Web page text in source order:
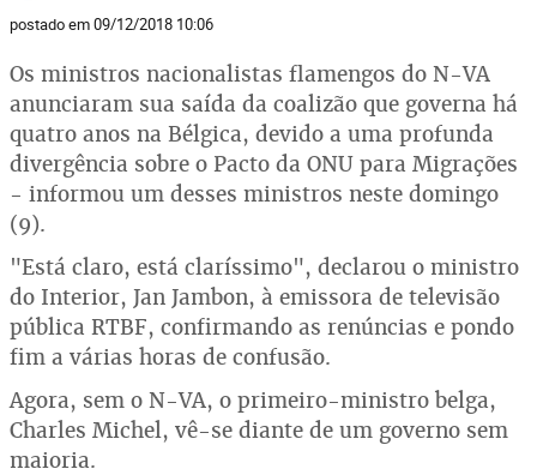
postado em 09/12/2018 10:06
Os ministros nacionalistas flamengos do N-VA
anunciaram sua saída da coalizão que governa há
quatro anos na Bélgica, devido a uma profunda
divergência sobre o Pacto da ONU para Migrações
- informou um desses ministros neste domingo
(9).
"Está claro, está claríssimo", declarou o ministro
do Interior, Jan Jambon, à emissora de televisão
pública RTBF, confirmando as renúncias e pondo
fim a várias horas de confusão.
Agora, sem o N-VA, o primeiro-ministro belga,
Charles Michel, vê-se diante de um governo sem
maioria.